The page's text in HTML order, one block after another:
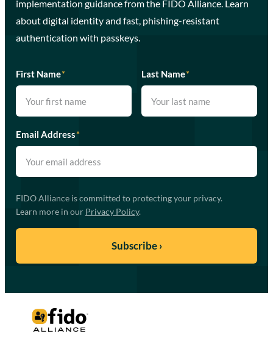
implementation guidance from the FIDO Alliance. Learn
about digital identity and fast, phishing-resistant
authentication with passkeys.
First Name* Last Name*
Email Address*
FIDO Alliance is committed to protecting your privacy.
Learn more in our Privacy Policy.